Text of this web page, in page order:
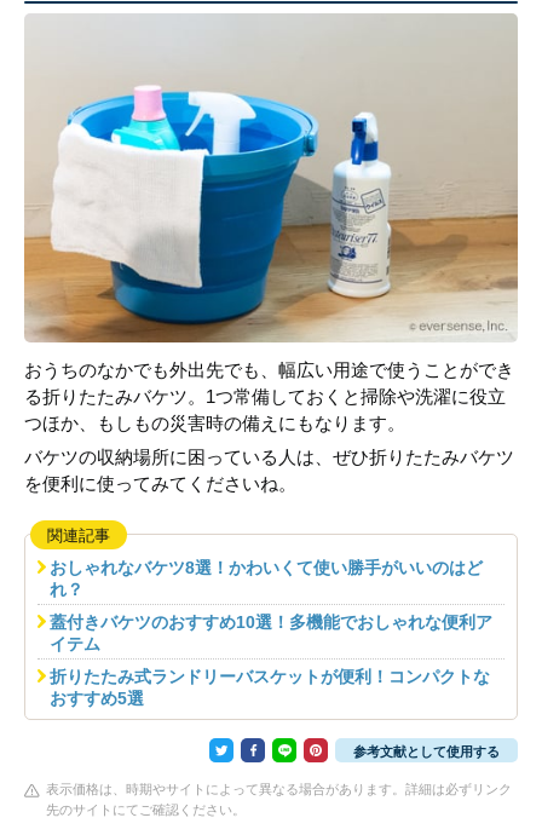
おうちのなかでも外出先でも、幅広い用途で使うことができ
る折りたたみバケツ。1つ常備しておくと掃除や洗濯に役立
つほか、もしもの災害時の備えにもなります。
バケツの収納場所に困っている人は、ぜひ折りたたみバケツ
を便利に使ってみてくださいね。
関連記事
おしゃれなバケツ8選！かわいくて使い勝手がいいのはど
れ？
蓋付きバケツのおすすめ10選！多機能でおしゃれな便利ア
イテム
折りたたみ式ランドリーバスケットが便利！コンパクトな
おすすめ5選
参考文献として使用する
表示価格は、時期やサイトによって異なる場合があります。詳細は必ずリンク
先のサイトにてご確認ください。